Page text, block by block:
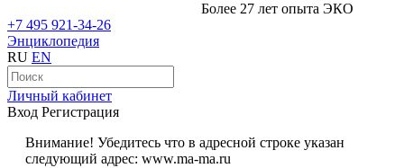
Более 27 лет опыта ЭКО
+7 495 921-34-26
Энциклопедия
RU EN
Личный кабинет
Вход Регистрация
Внимание! Убедитесь что в адресной строке указан
следующий адрес: www.ma-ma.ru